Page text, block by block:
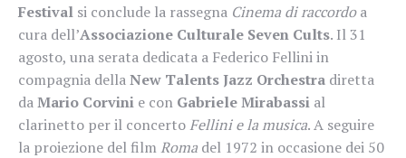
Festival si conclude la rassegna Cinema di raccordoa
cura dell’Associazione Culturale Seven Cults. Il 31
agosto, una serata dedicata a Federico Fellini in
compagnia dellaNew Talents Jazz Orchestra diretta
daMario Corvini e con Gabriele Mirabassi al
clarinetto per il concertoFellini e la musica. A seguire
la proiezione del filmRoma del 1972 in occasione dei 50